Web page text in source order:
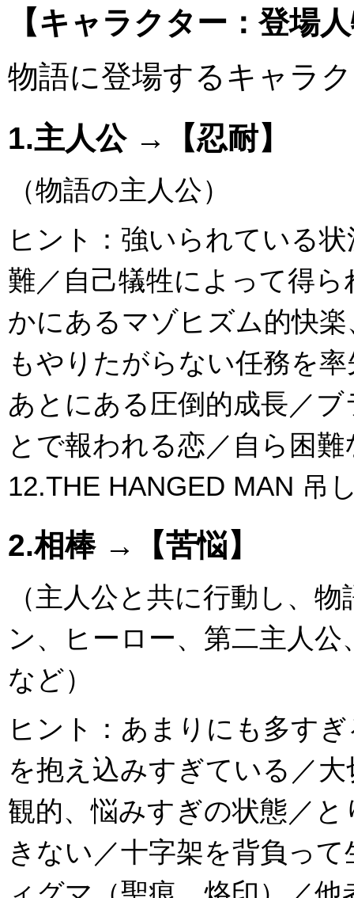
【キャラクター：登場
物語に登場するキャラ
1.主人公 →【忍耐】
（物語の主人公）
ヒント：強いられている
難／自己犠牲によって得
かにあるマゾヒズム的快
もやりたがらない任務を
あとにある圧倒的成長／
とで報われる恋／自ら困
12.THE HANGED MAN 吊
2.相棒 →【苦悩】
（主人公と共に行動し、
ン、ヒーロー、第二主人
など）
ヒント：あまりにも多す
を抱え込みすぎている／
観的、悩みすぎの状態／
きない／十字架を背負っ